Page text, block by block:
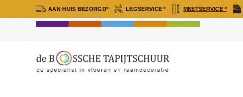
AAN HUIS BEZORGD* LEGSERVICE * MEETSERVICE *